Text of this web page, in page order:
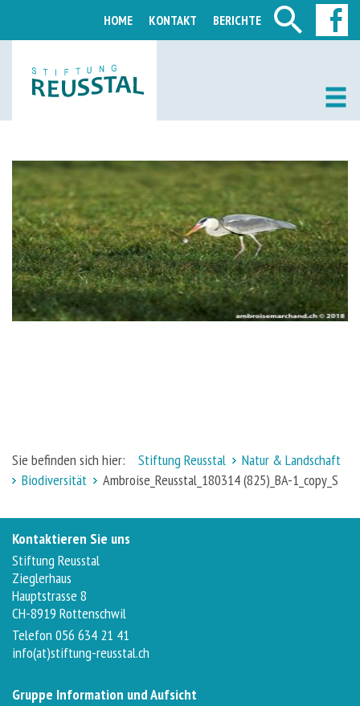
HOME KONTAKT BERICHTE
Sie befinden sich hier: Stiftung Reusstal
Natur & Landschaft
Biodiversität
Ambroise_Reusstal_180314 (825)_BA-1_copy_S
Kontaktieren Sie uns
Stiftung Reusstal
Zieglerhaus
Hauptstrasse 8
CH-8919 Rottenschwil
Telefon 056 634 21 41
info(at)stiftung-reusstal.ch
Gruppe Information und Aufsicht